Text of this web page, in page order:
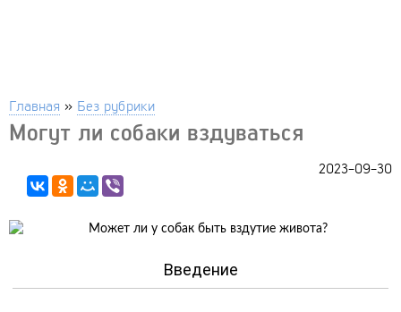
Главная » Без рубрики
Могут ли собаки вздуваться
2023-09-30
Введение